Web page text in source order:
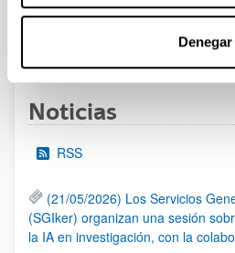
Denegar
PáginasPáginaPágina
10 11
Noticias
RSS
(21/05/2026) Los Servicios
(SGIker) organizan una sesión
la IA en investigación, con la